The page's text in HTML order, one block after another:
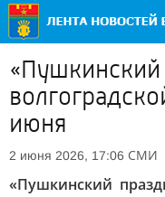
«Пушкинский
июня
2 июня 2026, 17:06 СМИ
«Пушкинский